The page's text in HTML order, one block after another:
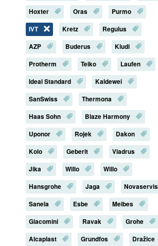
Hoxter
Oras
Purmo
IVT
Kretz
Regulus
AZP
Buderus
Kludi
Protherm
Teiko
Laufen
Ideal Standard
Kaldewei
SanSwiss
Thermona
Haas Sohn
Blaze Harmony
Uponor
Rojek
Dakon
Kolo
Geberit
Viadrus
Jika
Willo
Willo
Hansgrohe
Jaga
Novaservis
Sanela
Esbe
Meibes
Giacomini
Ravak
Grohe
Alcaplast
Grundfos Dražice